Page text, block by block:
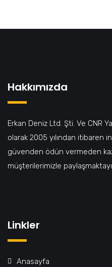
Hakkımızda
Erkan Deniz Ltd. Şti. Ve CNR
olarak 2005 yılından itibaren
güvenden ödün vermeden
müşterilerimizle
Linkler
Anasayfa